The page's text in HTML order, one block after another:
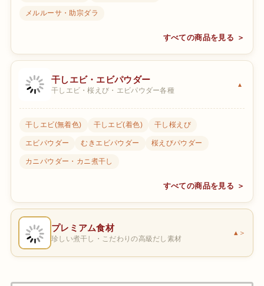
メルルーサ・助宗ダラ
すべての商品を見る ＞
干しエビ・エビパウダー
干しエビ・桜えび・エビパウダー各種
干しエビ(無着色) 干しエビ(着色) 干し桜えび
エビパウダー むきエビパウダー 桜えびパウダー
カニパウダー・カニ煮干し
すべての商品を見る ＞
プレミアム食材
珍しい煮干し・こだわりの高級だし素材
＞